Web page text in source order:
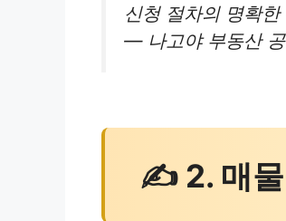
신청 절차의 명확
— 나고야 부동산
✍ 2. 매물